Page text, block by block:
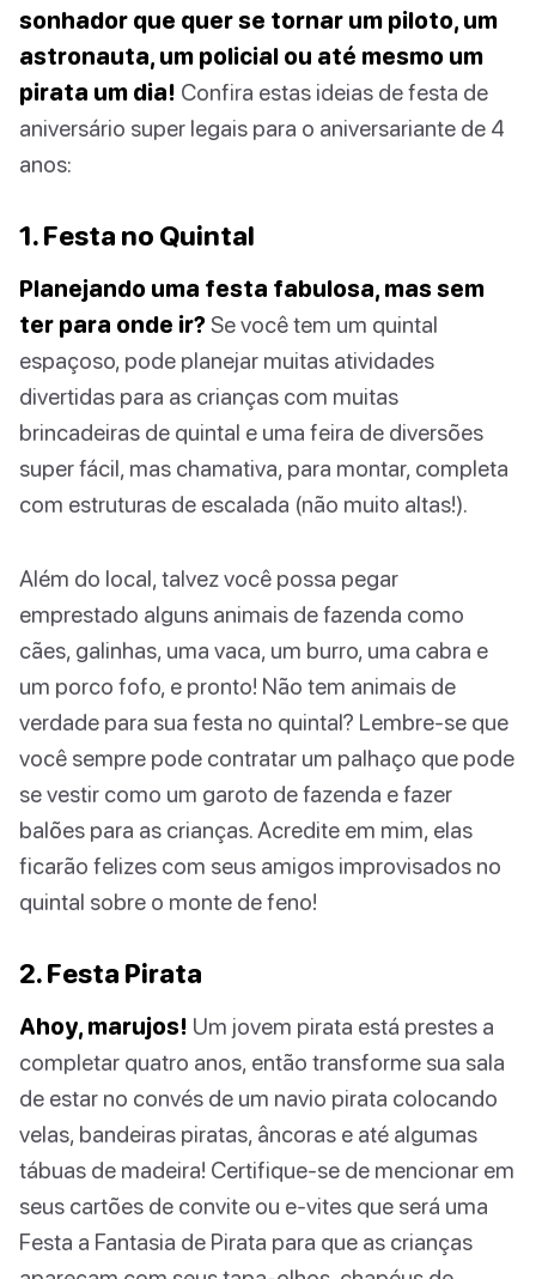
sonhador que quer se tornar um piloto, um
astronauta, um policial ou até mesmo um
pirata um dia! Confira estas ideias de festa de
aniversário super legais para o aniversariante de 4
anos:
1. Festa no Quintal
Planejando uma festa fabulosa, mas sem
ter para onde ir? Se você tem um quintal
espaçoso, pode planejar muitas atividades
divertidas para as crianças com muitas
brincadeiras de quintal e uma feira de diversões
super fácil, mas chamativa, para montar, completa
com estruturas de escalada (não muito altas!).
Além do local, talvez você possa pegar
emprestado alguns animais de fazenda como
cães, galinhas, uma vaca, um burro, uma cabra e
um porco fofo, e pronto! Não tem animais de
verdade para sua festa no quintal? Lembre-se que
você sempre pode contratar um palhaço que pode
se vestir como um garoto de fazenda e fazer
balões para as crianças. Acredite em mim, elas
ficarão felizes com seus amigos improvisados no
quintal sobre o monte de feno!
2. Festa Pirata
Ahoy, marujos! Um jovem pirata está prestes a
completar quatro anos, então transforme sua sala
de estar no convés de um navio pirata colocando
velas, bandeiras piratas, âncoras e até algumas
tábuas de madeira! Certifique-se de mencionar em
seus cartões de convite ou e-vites que será uma
Festa a Fantasia de Pirata para que as crianças